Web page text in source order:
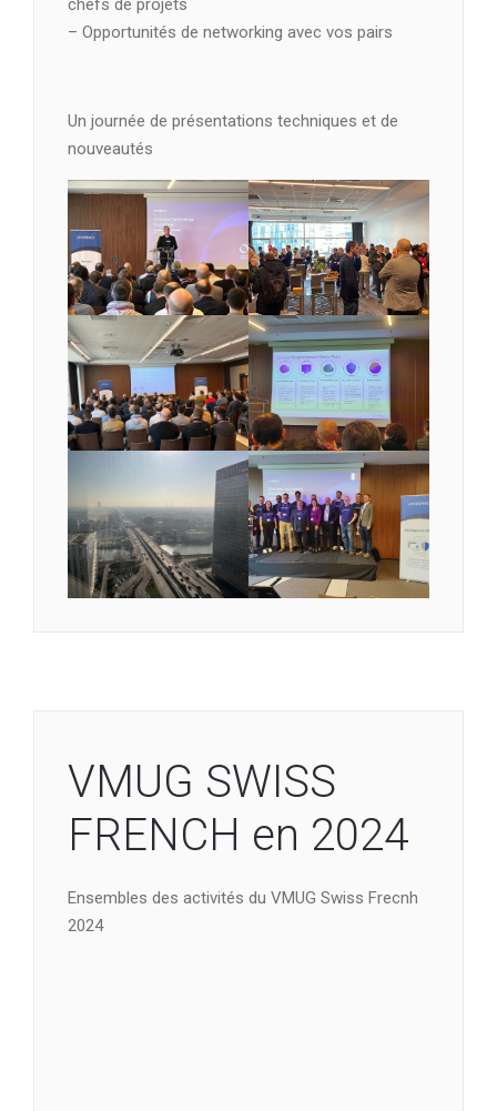
chefs de projets
– Opportunités de networking avec vos pairs
Un journée de présentations techniques et de
nouveautés
VMUG SWISS
FRENCH en 2024
Ensembles des activités du VMUG Swiss Frecnh
2024